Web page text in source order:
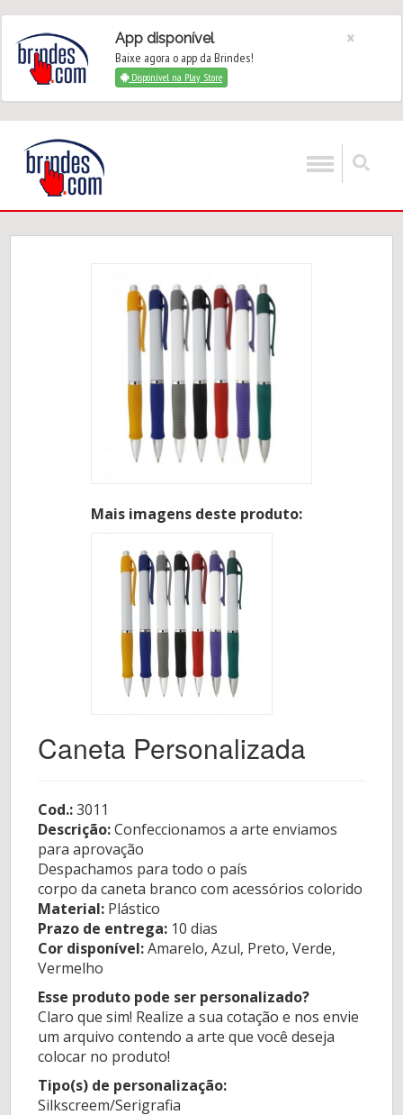
App disponível
Baixe agora o app da Brindes!
Disponível na Play Store
×
Mais imagens deste produto:
Caneta Personalizada
Cod.:3011
Descrição:Confeccionamos a arte enviamos
para aprovação
Despachamos para todo o país
corpo da caneta branco com acessórios colorido
Material: Plástico
Prazo de entrega: 10 dias
Cor disponível:Amarelo, Azul, Preto, Verde,
Vermelho
Esse produto pode ser personalizado?
Claro que sim! Realize a sua cotação e nos envie
um arquivo contendo a arte que você deseja
colocar no produto!
Tipo(s) de personalização:
Silkscreem/Serigrafia